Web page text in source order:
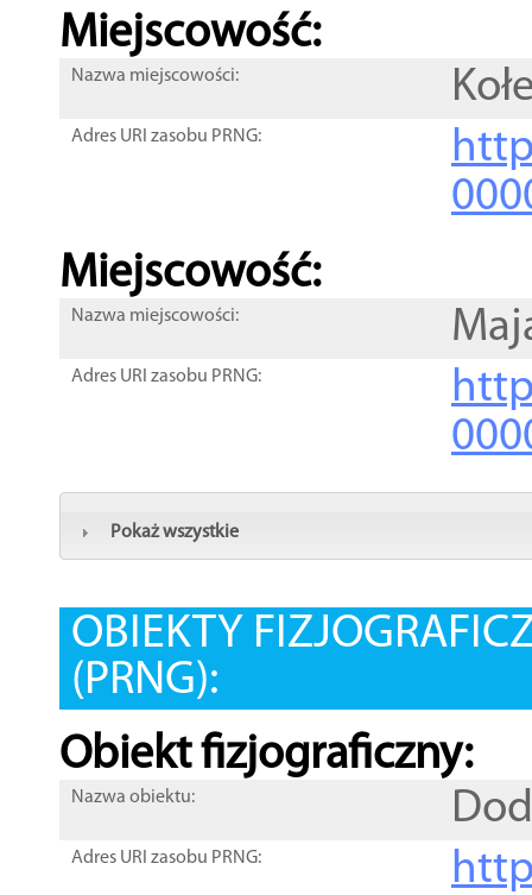
Miejscowość:
Nazwa miejscowości:
Adres URI zasobu PRNG:
Miejscowość:
Nazwa miejscowości:
Adres URI zasobu PRNG:
Pokaż wszystkie
OBIEKTY
(PRNG):
Obiekt fizjograficzny:
Nazwa obiektu:
Adres URI zasobu PRNG: